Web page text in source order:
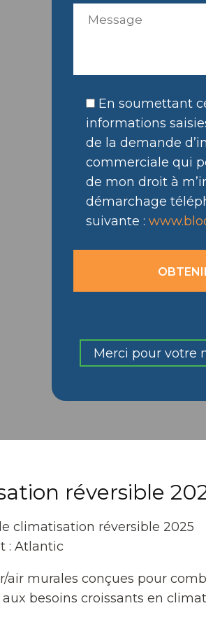
En soumettant
informations
de la demande
commerciale qui
de mon droit à
démarchage
suivante :
Merci pour votre
réversible
: Atlantic
air murales conçues pour
besoins croissants en